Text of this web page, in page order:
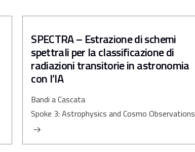
SPECTRA – Estrazione di schemi
spettrali per la classificazione di
radiazioni transitorie in astronomia
con l’IA
Bandi a Cascata
Spoke 3: Astrophysics and Cosmo Observations